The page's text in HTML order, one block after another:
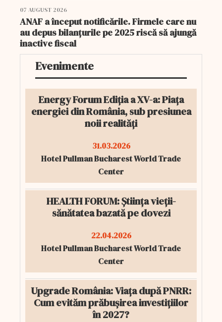
07 AUGUST 2026
ANAF a început notificările. Firmele care nu
au depus bilanțurile pe 2025 riscă să ajungă
inactive fiscal
Evenimente
Energy Forum Ediția a XV-a: Piața
energiei din România, sub presiunea
noii realități
31.03.2026
Hotel Pullman Bucharest World Trade
Center
HEALTH FORUM: Știința vieții-
sănătatea bazată pe dovezi
22.04.2026
Hotel Pullman Bucharest World Trade
Center
Upgrade România: Viața după PNRR:
Cum evităm prăbușirea investițiilor
în 2027?